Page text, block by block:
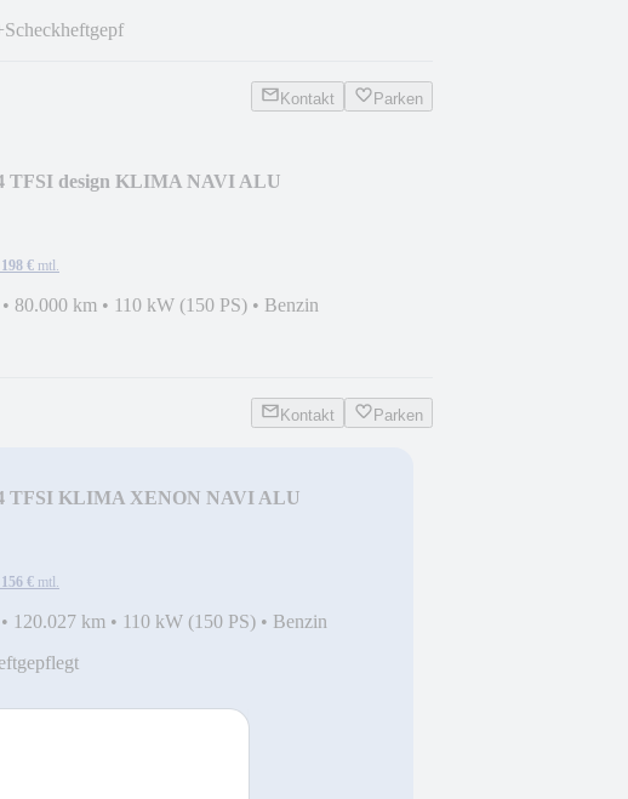
Kontakt Parken
TFSI design KLIMA NAVI ALU
198 € mtl.
• 80.000 km • 110 kW (150 PS) • Benzin
Kontakt Parken
TFSI KLIMA XENON NAVI ALU
156 € mtl.
• 120.027 km • 110 kW (150 PS) • Benzin